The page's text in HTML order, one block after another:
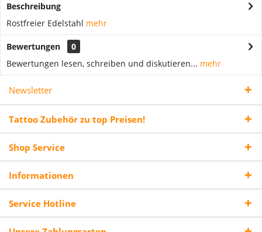
Beschreibung
Rostfreier Edelstahl mehr
Bewertungen
0
Bewertungen lesen, schreiben und diskutieren... mehr
Newsletter
Tattoo Zubehör zu top Preisen!
Shop Service
Informationen
Service Hotline